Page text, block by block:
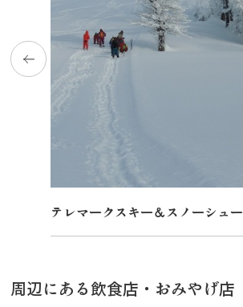
テレマークスキー＆スノーシュー
周辺にある飲食店・おみやげ店